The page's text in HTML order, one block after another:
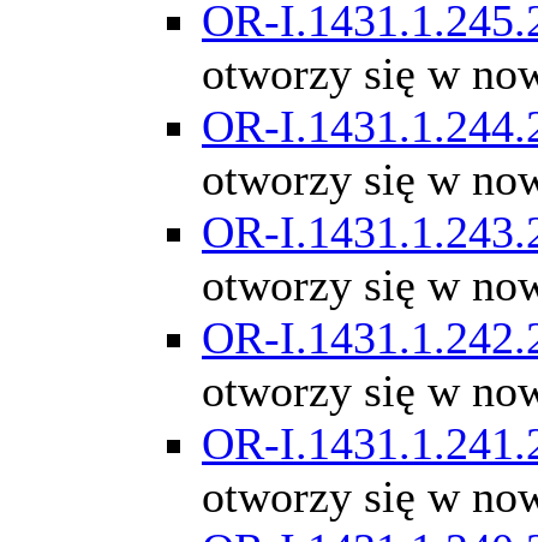
OR-
otworzy się w
OR-
otworzy się w
OR-
otworzy się w
OR-
otworzy się w
OR-
otworzy się w